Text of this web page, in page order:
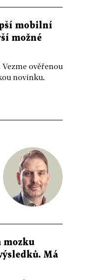
mobilní
možné
ověřenou
novinku.
mozku
Má